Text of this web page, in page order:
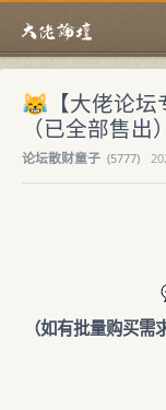
😹【大佬论坛
（已全部售出）
论坛散财童子 (5777)
（如有批量购买